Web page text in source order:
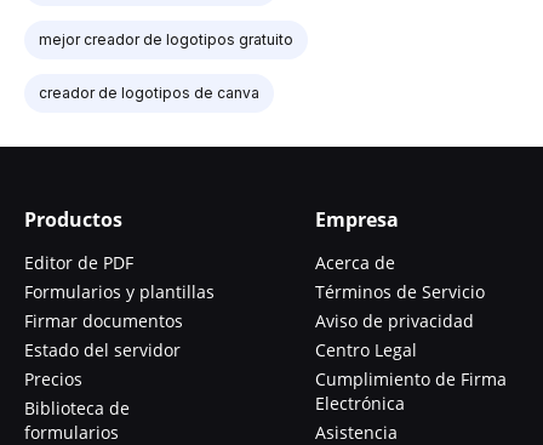
mejor creador de logotipos gratuito
creador de logotipos de canva
Productos
Editor de PDF
Formularios y plantillas
Firmar documentos
Estado del servidor
Precios
Biblioteca de
formularios
Empresa
Acerca de
Términos de Servicio
Aviso de privacidad
Centro Legal
Cumplimiento de Firma
Electrónica
Asistencia